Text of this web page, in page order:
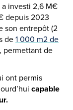
investi 2,6 M€
depuis 2023
son entrepôt (2
de1 000 m2 de
permettant de
ont permis
capable